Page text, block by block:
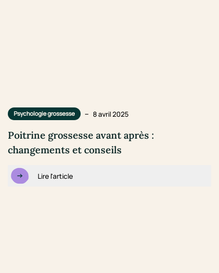
Psychologie grossesse – 8 avril 2025
Poitrine grossesse avant après :
changements et conseils
Lire l'article